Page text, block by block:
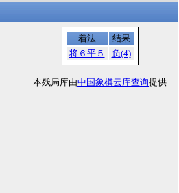
着法
结果
将６平５
负(4)
本残局库由中国象棋云库查询提供